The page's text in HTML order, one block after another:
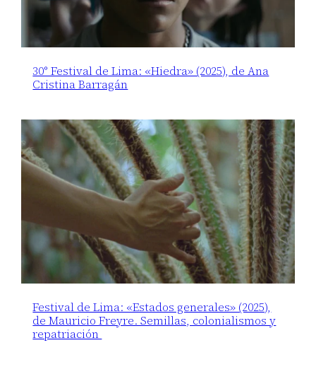
30° Festival de Lima: «Hiedra» (2025), de Ana
Cristina Barragán
Festival de Lima: «Estados generales» (2025),
de Mauricio Freyre. Semillas, colonialismos y
repatriación